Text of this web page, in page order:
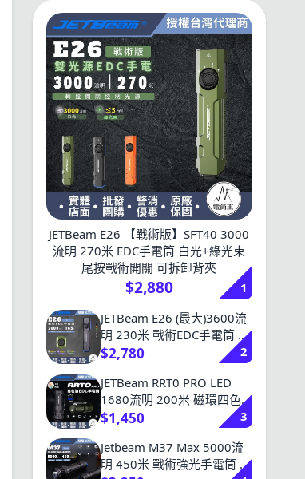
JETBeam E26 【戰術版】SFT40 3000
流明 270米 EDC手電筒 白光+綠光束
尾按戰術開關 可拆卸背夾
$2,880
1
JETBeam E26 (最大)3600流
明 230米 戰術EDC手電筒 白
光+綠光束+UV光 尾按戰術
開關 可拆卸背夾 E26 UV
$2,780
2
JETBeam RRT0 PRO LED
1680流明 200米 磁環四色
光源手電筒 白/紅/綠/藍
+RGB光 旋轉調節 尾磁
16340
$1,450
3
Jetbeam M37 Max 5000流
明 450米 戰術強光手電筒 一